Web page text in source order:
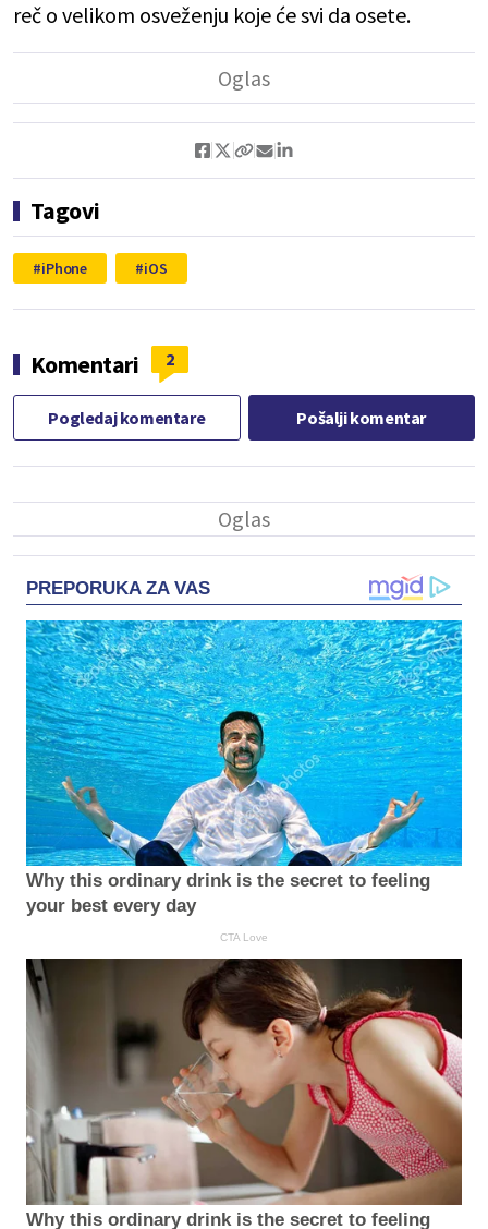
reč o velikom osveženju koje će svi da osete.
Tagovi
iPhone iOS
Komentari 2
Pogledaj komentare Pošalji komentar
PREPORUKA ZA VAS
Why this ordinary drink is the secret to feeling
your best every day
CTA Love
Why this ordinary drink is the secret to feeling